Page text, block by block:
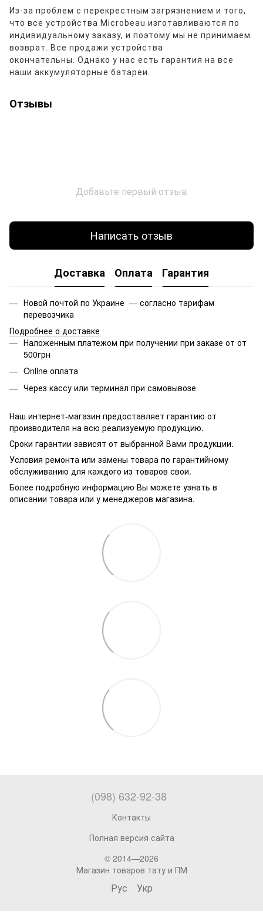
Из-за проблем с перекрестным загрязнением и того,
что все устройства Microbeau изготавливаются по
индивидуальному заказу, и поэтому мы не принимаем
возврат. Все продажи устройства
окончательны. Однако у нас есть гарантия на все
наши аккумуляторные батареи.
Отзывы
Добавьте первый отзыв
Написать отзыв
Доставка Оплата Гарантия
Новой почтой по Украине — согласно тарифам
перевозчика
Подробнее о доставке
Наложенным платежом при получении при заказе от от
500грн
Online оплата
Через кассу или терминал при самовывозе
Наш интернет-магазин предоставляет гарантию от
производителя на всю реализуемую продукцию.
Сроки гарантии зависят от выбранной Вами продукции.
Условия ремонта или замены товара по гарантийному
обслуживанию для каждого из товаров свои.
Более подробную информацию Вы можете узнать в
описании товара или у менеджеров магазина.
(098) 632-92-38
Контакты
Полная версия сайта
© 2014—2026
Магазин товаров тату и ПМ
Рус Укр